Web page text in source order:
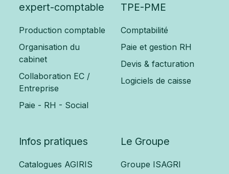
expert-comptable
Production comptable
Organisation du
cabinet
Collaboration EC /
Entreprise
Paie - RH - Social
TPE-PME
Comptabilité
Paie et gestion RH
Devis & facturation
Logiciels de caisse
Infos pratiques
Catalogues AGIRIS
Le Groupe
Groupe ISAGRI